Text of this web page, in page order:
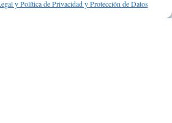
y Política de Privacidad y Protección de Datos